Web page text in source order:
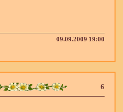
09.09.2009 19:00
6